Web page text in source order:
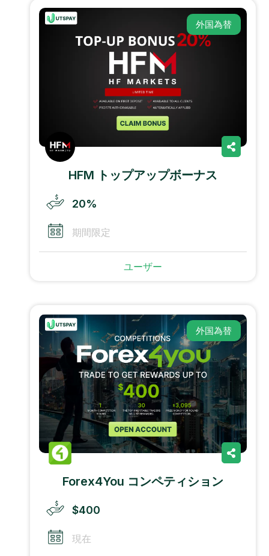
外国為替
HFM トップアップボーナス
20%
期間限定
ユーザー
外国為替
Forex4You コンペティション
$400
現在